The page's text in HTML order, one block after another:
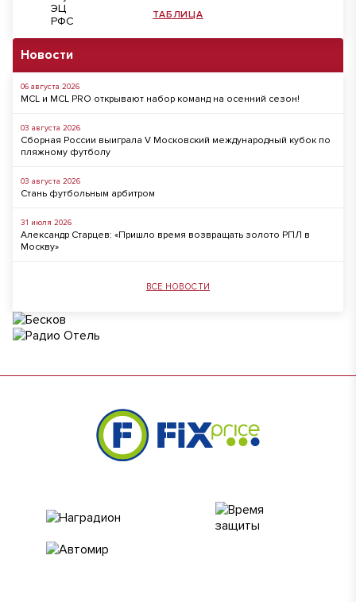
ТАБЛИЦА
Новости
06 августа 2026
MCL и MCL PRO открывают набор команд на осенний сезон!
03 августа 2026
Сборная России выиграла V Московский международный кубок по
пляжному футболу
03 августа 2026
Стань футбольным арбитром
31 июля 2026
Александр Старцев: «Пришло время возвращать золото РПЛ в
Москву»
ВСЕ НОВОСТИ